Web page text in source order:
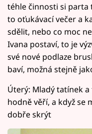
téhle činnosti si parta
to oťukávací večer a
sdělit, nebo co moc
Ivana postaví, to je
své nové podlaze
baví, možná stejně
Úterý: Mladý tatínek
hodně věří, a když se
dobře skrýt